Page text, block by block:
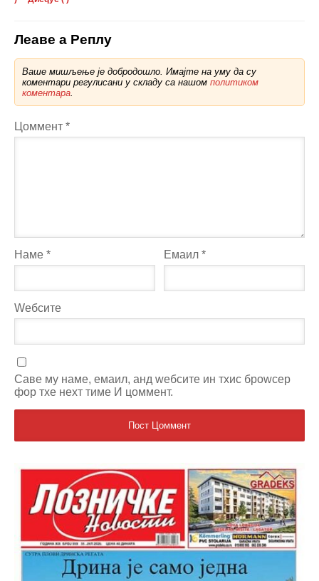
Леаве а Реплy
Ваше мишљење је добродошло. Имајте на уму да су
коментари регулисани у складу са нашом политиком
коментара
Цоммент *
Наме * Емаил*
Wебсите
Саве мy наме, емаил, анд wебсите ин тхис броwсер
фор тхе неxт тиме И цоммент.